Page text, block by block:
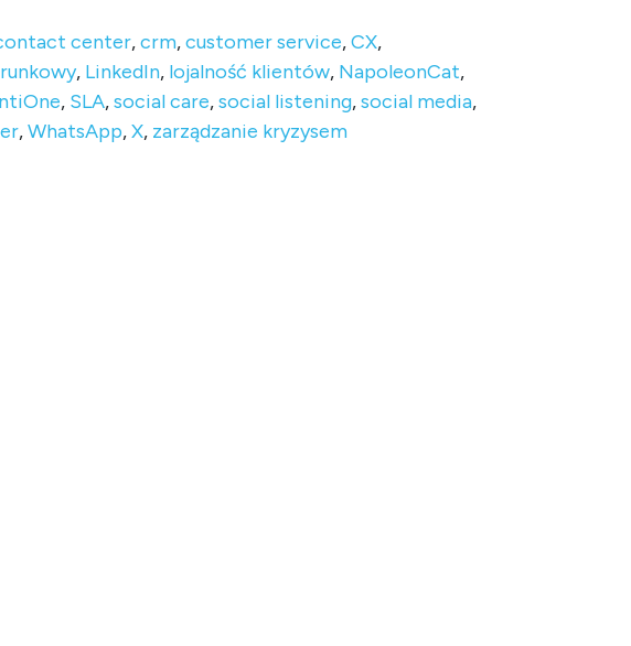
center,crm,customer service,CX,
, LinkedIn, lojalność klientów, NapoleonCat,
, SLA,social care,social listening,social media,
,WhatsApp,X, zarządzanie kryzysem